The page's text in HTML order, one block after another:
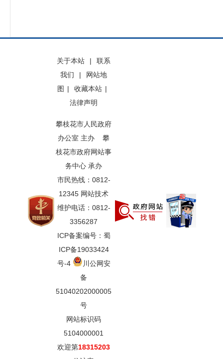
关于本站 |
联系
我们
|
网站地
图 | 收藏本站 |
法律声明
攀枝花市人民政府
办公室 主办 攀
枝花市政府网站事
务中心 承办
市民热线：0812-
12345 网站技术
维护电话：0812-
3356287
ICP备案编号：蜀
ICP备19033424
号-4
川公网安
备
51040202000005
号
网站标识码
5104000001
欢迎第18315203